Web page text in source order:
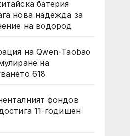
батерия
нова надежда за
на водород
на Qwen-Taobao
на
618
фондов
11-годишен